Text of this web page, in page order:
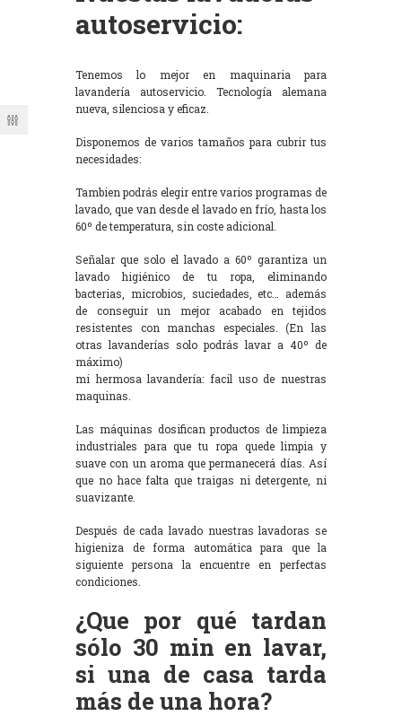
autoservicio:
Tenemos lo mejor en maquinaria para
lavandería autoservicio. Tecnología alemana
nueva, silenciosa y eficaz.
Disponemos de varios tamaños para cubrir tus
necesidades:
Tambien podrás elegir entre varios programas de
lavado, que van desde el lavado en frío, hasta los
60º de temperatura, sin coste adicional.
Señalar que solo el lavado a 60º garantiza un
lavado higiénico de tu ropa, eliminando
bacterias, microbios, suciedades, etc… además
de conseguir un mejor acabado en tejidos
resistentes con manchas especiales. (En las
otras lavanderías solo podrás lavar a 40º de
máximo)
mi hermosa lavandería: facil uso de nuestras
maquinas.
Las máquinas dosifican productos de limpieza
industriales para que tu ropa quede limpia y
suave con un aroma que permanecerá días. Así
que no hace falta que traigas ni detergente, ni
suavizante.
Después de cada lavado nuestras lavadoras se
higieniza de forma automática para que la
siguiente persona la encuentre en perfectas
condiciones.
¿Que por qué tardan
sólo 30 min en lavar,
si una de casa tarda
más de una hora?